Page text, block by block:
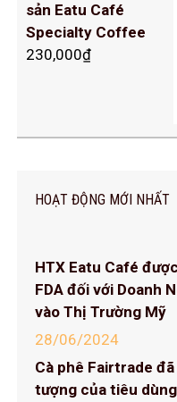
sản Eatu Café
Specialty Coffee
230,000₫
HOẠT ĐỘNG MỚI NHẤT
HTX Eatu Café
FDA đối với Doanh
vào Thị Trường Mỹ
28/06/2024
Cà phê Fairtrade
tượng của tiêu